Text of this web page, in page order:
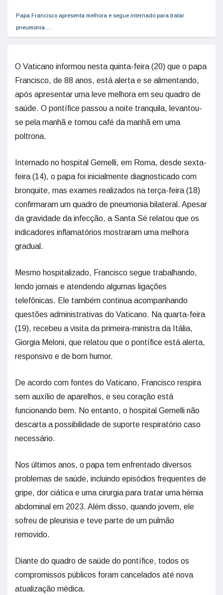
Papa Francisco apresenta melhora e segue internado para tratar
pneumonia…
O Vaticano informou nesta quinta-feira (20) que o papa
Francisco, de 88 anos, está alerta e se alimentando,
após apresentar uma leve melhora em seu quadro de
saúde. O pontífice passou a noite tranquila, levantou-
se pela manhã e tomou café da manhã em uma
poltrona.
Internado no hospital Gemelli, em Roma, desde sexta-
feira (14), o papa foi inicialmente diagnosticado com
bronquite, mas exames realizados na terça-feira (18)
confirmaram um quadro de pneumonia bilateral. Apesar
da gravidade da infecção, a Santa Sé relatou que os
indicadores inflamatórios mostraram uma melhora
gradual.
Mesmo hospitalizado, Francisco segue trabalhando,
lendo jornais e atendendo algumas ligações
telefônicas. Ele também continua acompanhando
questões administrativas do Vaticano. Na quarta-feira
(19), recebeu a visita da primeira-ministra da Itália,
Giorgia Meloni, que relatou que o pontífice está alerta,
responsivo e de bom humor.
De acordo com fontes do Vaticano, Francisco respira
sem auxílio de aparelhos, e seu coração está
funcionando bem. No entanto, o hospital Gemelli não
descarta a possibilidade de suporte respiratório caso
necessário.
Nos últimos anos, o papa tem enfrentado diversos
problemas de saúde, incluindo episódios frequentes de
gripe, dor ciática e uma cirurgia para tratar uma hérnia
abdominal em 2023. Além disso, quando jovem, ele
sofreu de pleurisia e teve parte de um pulmão
removido.
Diante do quadro de saúde do pontífice, todos os
compromissos públicos foram cancelados até nova
atualização médica.